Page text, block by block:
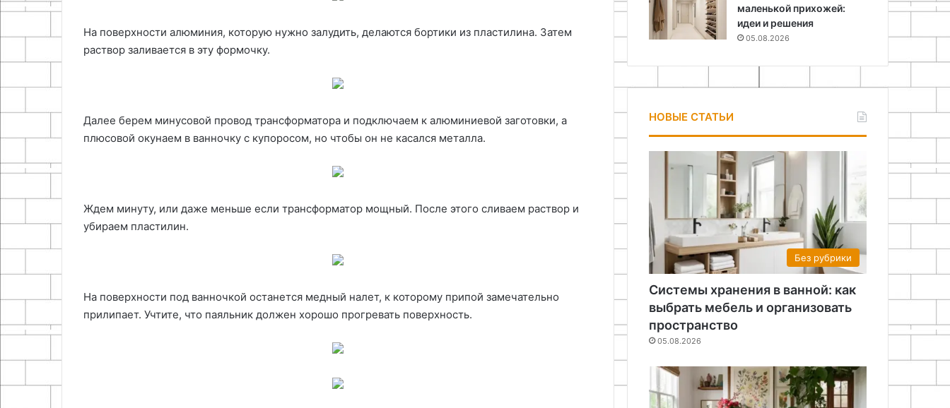
На поверхности алюминия, которую нужно залудить, делаются бортики из пластилина. Затем
раствор заливается в эту формочку.
Далее берем минусовой провод трансформатора и подключаем к алюминиевой заготовки, а
плюсовой окунаем в ванночку с купоросом, но чтобы он не касался металла.
Ждем минуту, или даже меньше если трансформатор мощный. После этого сливаем раствор и
убираем пластилин.
На поверхности под ванночкой останется медный налет, к которому припой замечательно
прилипает. Учтите, что паяльник должен хорошо прогревать поверхность.
маленькой прихожей:
идеи и решения
05.08.2026
НОВЫЕ СТАТЬИ
Без рубрики
Системы хранения в ванной: как
выбрать мебель и организовать
пространство
05.08.2026